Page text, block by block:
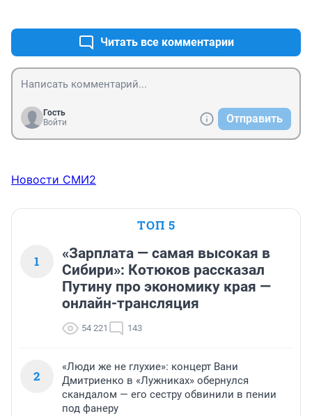
Читать все комментарии
Гость
Войти
Отправить
Новости СМИ2
ТОП 5
1
«Зарплата — самая высокая в
Сибири»: Котюков рассказал
Путину про экономику края —
онлайн-трансляция
54 221 143
2
«Люди же не глухие»: концерт Вани
Дмитриенко в «Лужниках» обернулся
скандалом — его сестру обвинили в пении
под фанеру